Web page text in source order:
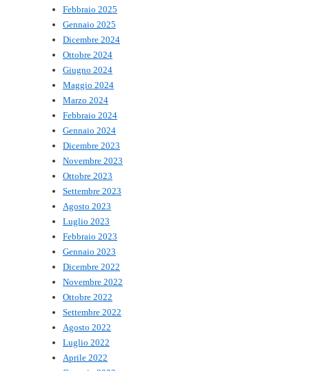
Febbraio 2025
Gennaio 2025
Dicembre 2024
Ottobre 2024
Giugno 2024
Maggio 2024
Marzo 2024
Febbraio 2024
Gennaio 2024
Dicembre 2023
Novembre 2023
Ottobre 2023
Settembre 2023
Agosto 2023
Luglio 2023
Febbraio 2023
Gennaio 2023
Dicembre 2022
Novembre 2022
Ottobre 2022
Settembre 2022
Agosto 2022
Luglio 2022
Aprile 2022